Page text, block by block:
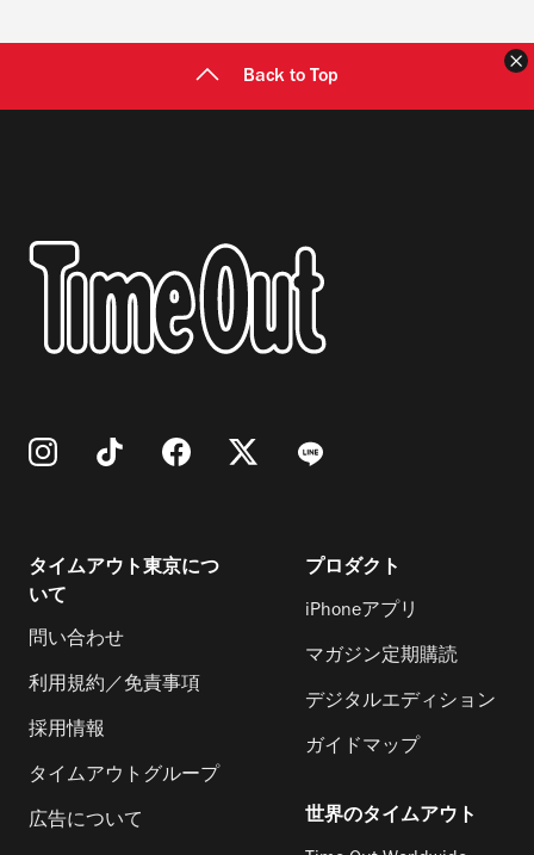
Back to Top
タイムアウト東京につ
いて
問い合わせ
利用規約／免責事項
採用情報
タイムアウトグループ
広告について
プロダクト
iPhoneアプリ
マガジン定期購読
デジタルエディション
ガイドマップ
世界のタイムアウト